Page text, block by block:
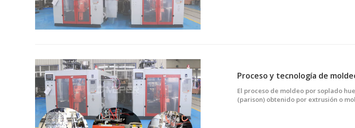
Proceso y tecnología de
El proceso de moldeo por soplado
(parison) obtenido por extrusión o